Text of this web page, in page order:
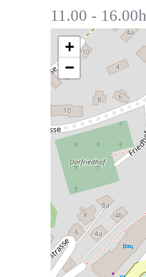
11.00 - 16.00h
+
−